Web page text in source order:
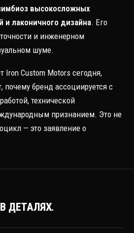
высокосложных
и лаконичного дизайна. Его
и инженерном
шуме.
Iron Custom Motors сегодня,
почему бренд ассоциируется с
технической
признанием. Это не
— это заявление о
ДЕТАЛЯХ.